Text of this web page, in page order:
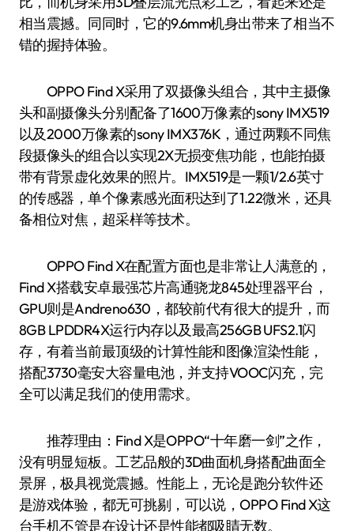
相当震撼。同同时，它的9.6mm机身出带来了相当不
错的握持体验。
OPPO Find X采用了双摄像头组合，其中主摄像
头和副摄像头分别配备了1600万像素的sony IMX519
以及2000万像素的sony IMX376K，通过两颗不同焦
段摄像头的组合以实现2X无损变焦功能，也能拍摄
带有背景虚化效果的照片。IMX519是一颗1/2.6英寸
的传感器，单个像素感光面积达到了1.22微米，还具
备相位对焦，超采样等技术。
OPPO Find X在配置方面也是非常让人满意的，
Find X搭载安卓最强芯片高通骁龙845处理器平台，
GPU则是Andreno630，都较前代有很大的提升，而
8GB LPDDR4X运行内存以及最高256GB UFS2.1闪
存，有着当前最顶级的计算性能和图像渲染性能，
搭配3730毫安大容量电池，并支持VOOC闪充，完
全可以满足我们的使用需求。
推荐理由：Find X是OPPO“十年磨一剑”之作，
没有明显短板。工艺品般的3D曲面机身搭配曲面全
景屏，极具视觉震撼。性能上，无论是跑分软件还
是游戏体验，都无可挑剔，可以说，OPPO Find X这
台手机不管是在设计还是性能都吸睛无数。